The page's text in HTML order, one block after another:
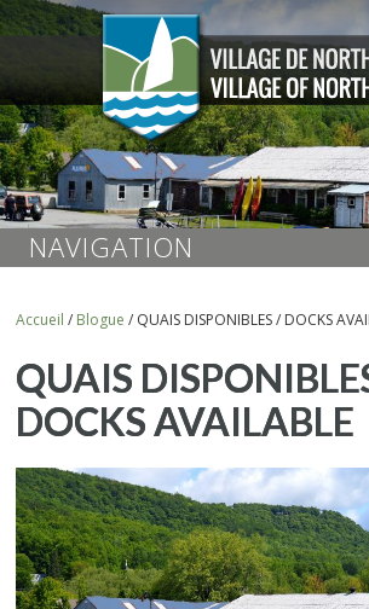
NAVIGATION
Accueil / Blogue / QUAIS DISPONIBLES / DOCKS
QUAIS
DOCKS AVAILABLE